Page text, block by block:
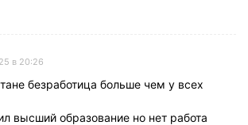
в 20:26
безработица больше чем у всех
высший образование но нет работа